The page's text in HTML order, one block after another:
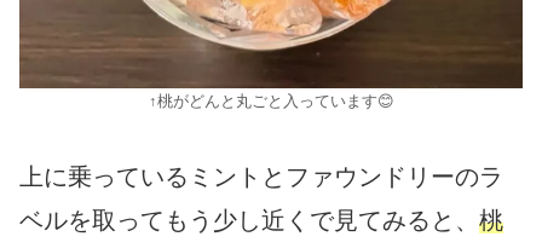
↑桃がどんと丸ごと入っています😊
上に乗っているミントとファウンドリーのラ
ベルを取ってもう少し近くで見てみると、 桃